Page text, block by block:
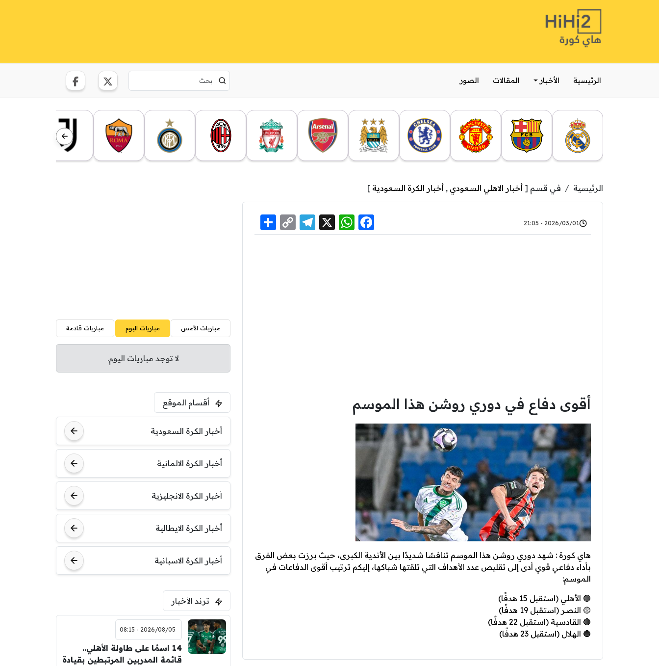
الرئيسية الأخبار المقالات الصور
الرئيسية في قسم [ أخبار الاهلي السعودي , أخبار الكرة السعودية ]
2026/03/01 - 21:05
Facebook
WhatsApp
X
Telegram
Copy
Link
أقوى دفاع في دوري روشن هذا الموسم
هاي كورة : شهد دوري روشن هذا الموسم تنافسًا شديدًا بين الأندية الكبرى، حيث برزت بعض الفرق
بأداء دفاعي قوي أدى إلى تقليص عدد الأهداف التي تلقتها شباكها، إليكم ترتيب أقوى الدفاعات في
الموسم:
🟢 الأهلي (استقبل 15 هدفًا)
🟡 النصر (استقبل 19 هدفًا)
🔴 القادسية (استقبل 22 هدفًا)
🔵 الهلال (استقبل 23 هدفًا)
مباريات الأمس مباريات اليوم مباريات قادمة
لا توجد مباريات اليوم.
أقسام الموقع
أخبار الكرة السعودية
أخبار الكرة الالمانية
أخبار الكرة الانجليزية
أخبار الكرة الايطالية
أخبار الكرة الاسبانية
ترند الأخبار
2026/08/05 - 08:15
14 اسمًا على طاولة الأهلي..
قائمة المدربين المرتبطين بقيادة